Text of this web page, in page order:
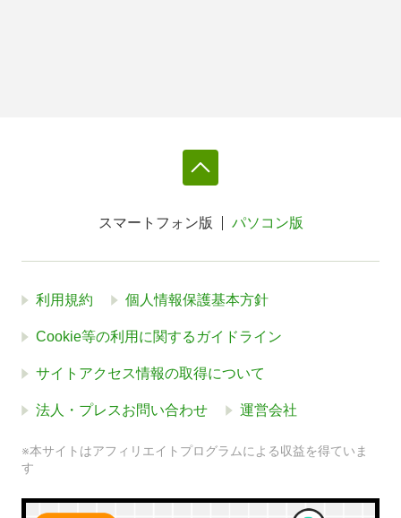
スマートフォン版 パソコン版
利用規約 個人情報保護基本方針
Cookie等の利用に関するガイドライン
サイトアクセス情報の取得について
法人・プレスお問い合わせ 運営会社
※本サイトはアフィリエイトプログラムによる収益を得ていま
す